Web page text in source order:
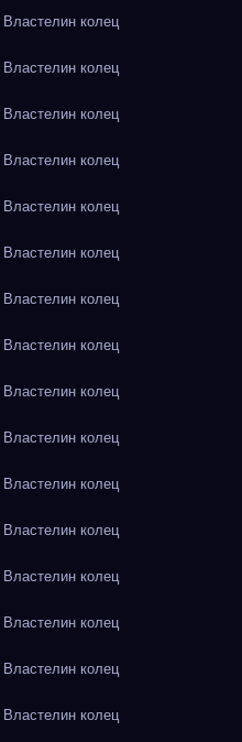
колец
колец
колец
колец
колец
колец
колец
колец
колец
колец
колец
колец
колец
колец
колец
колец